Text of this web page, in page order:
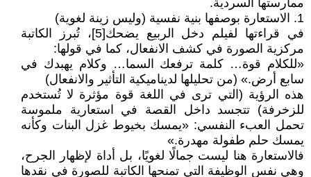
ممارستها السردية.
1. الاستعارة بوصفها بنية نفسية (وليس زينة لغوية)
في قراءتها لفيلم دخل الربيع يضحك[5]، تُبرز الكاتبة
مركزية الصورة في كشف الانفعال، كما في قولها:
«للكلام قوة… كلمة ترفعك السما… وكلام يهبدك في
سابع أرض.» (من تحليلها لديناميكية التأثير والانفعال)
هذه الرؤية (التي ترى في اللغة قوة مؤثرة لا تُستخدم
للزخرفة) تتجسد داخل القصة في استعارية ملموسة
تحمل العبء النفسي: «يمسك بخيوط غزل البنات وكأنه
يمسك حلم طفولة مهدرة.»
فالاستعارة هنا ليست جمالًا لغويًا، بل أداة لإظهار الجرح،
وهي نفس الوظيفة التي تمنحها الكاتبة للصورة في نقدها